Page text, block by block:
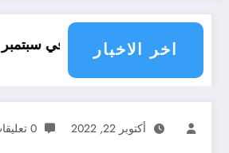
اخر الاخبار
الأمطار في سبتمبر 2026 في الجزائر
أكتوبر 22, 2022 0 تعليقات